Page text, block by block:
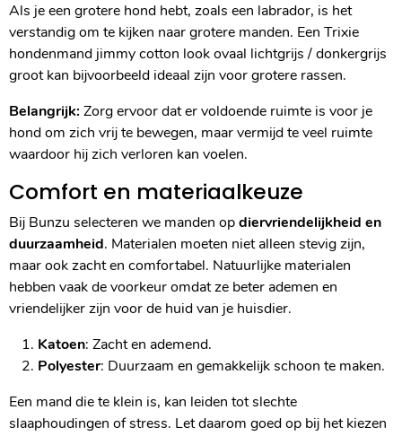
Als je een grotere hond hebt, zoals een labrador, is het
verstandig om te kijken naar grotere manden. Een Trixie
hondenmand jimmy cotton look ovaal lichtgrijs / donkergrijs
groot kan bijvoorbeeld ideaal zijn voor grotere rassen.
Belangrijk: Zorg ervoor dat er voldoende ruimte is voor je
hond om zich vrij te bewegen, maar vermijd te veel ruimte
waardoor hij zich verloren kan voelen.
Comfort en materiaalkeuze
Bij Bunzu selecteren we manden opdiervriendelijkheid en
duurzaamheid. Materialen moeten niet alleen stevig zijn,
maar ook zacht en comfortabel. Natuurlijke materialen
hebben vaak de voorkeur omdat ze beter ademen en
vriendelijker zijn voor de huid van je huisdier.
Katoen: Zacht en ademend.
Polyester: Duurzaam en gemakkelijk schoon te maken.
Een mand die te klein is, kan leiden tot slechte
slaaphoudingen of stress. Let daarom goed op bij het kiezen